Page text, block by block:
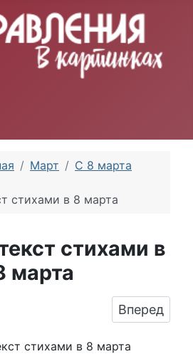
Март
С 8 марта
стихами в 8 марта
стихами в
марта
с 8 марта стихами
Вперед